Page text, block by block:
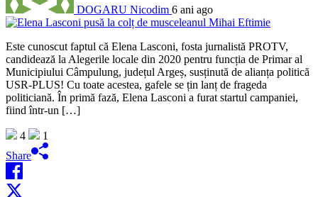
DOGARU Nicodim 6 ani ago
Este cunoscut faptul că Elena Lasconi, fosta jurnalistă PROTV,
candidează la Alegerile locale din 2020 pentru funcția de Primar al
Municipiului Câmpulung, județul Argeș, susținută de alianța politică
USR-PLUS! Cu toate acestea, gafele se țin lanț de frageda
politiciană. În primă fază, Elena Lasconi a furat startul campaniei,
fiind într-un […]
4
1
Share